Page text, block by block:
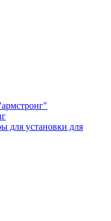
для установки для